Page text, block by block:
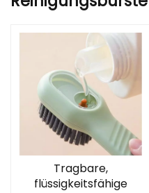
Tragbare,
flüssigkeitsfähige